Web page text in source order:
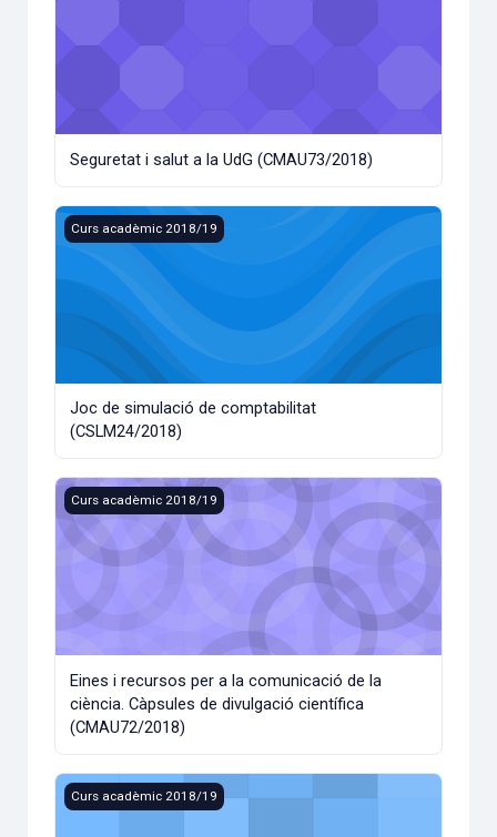
Seguretat i salut a la UdG (CMAU73/2018)
Joc de simulació de comptabilitat (CSLM24/2018)
Curs acadèmic 2018/19
Joc de simulació de comptabilitat
(CSLM24/2018)
Eines i recursos per a la comunicació de la ciència.
Curs acadèmic 2018/19
Eines i recursos per a la comunicació de la
ciència. Càpsules de divulgació científica
(CMAU72/2018)
Curs en línia d’introducció a l’Agenda de
Curs acadèmic 2018/19